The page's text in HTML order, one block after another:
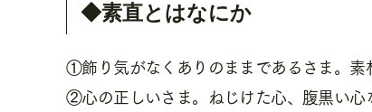
◆素直とはなにか
①飾り気がなくありのままであるさま。素
②心の正しいさま。ねじけた心、腹黒い心